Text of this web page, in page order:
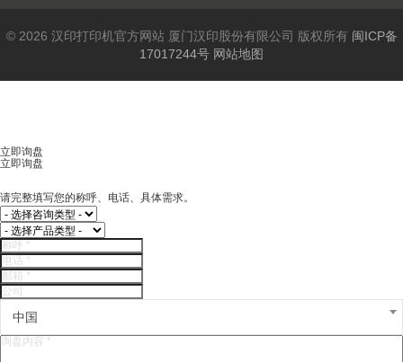
© 2026 汉印打印机官方网站 厦门汉印股份有限公司 版权所有 闽ICP备
17017244号 网站地图
立即询盘
立即询盘
请完整填写您的称呼、电话、具体需求。
中国